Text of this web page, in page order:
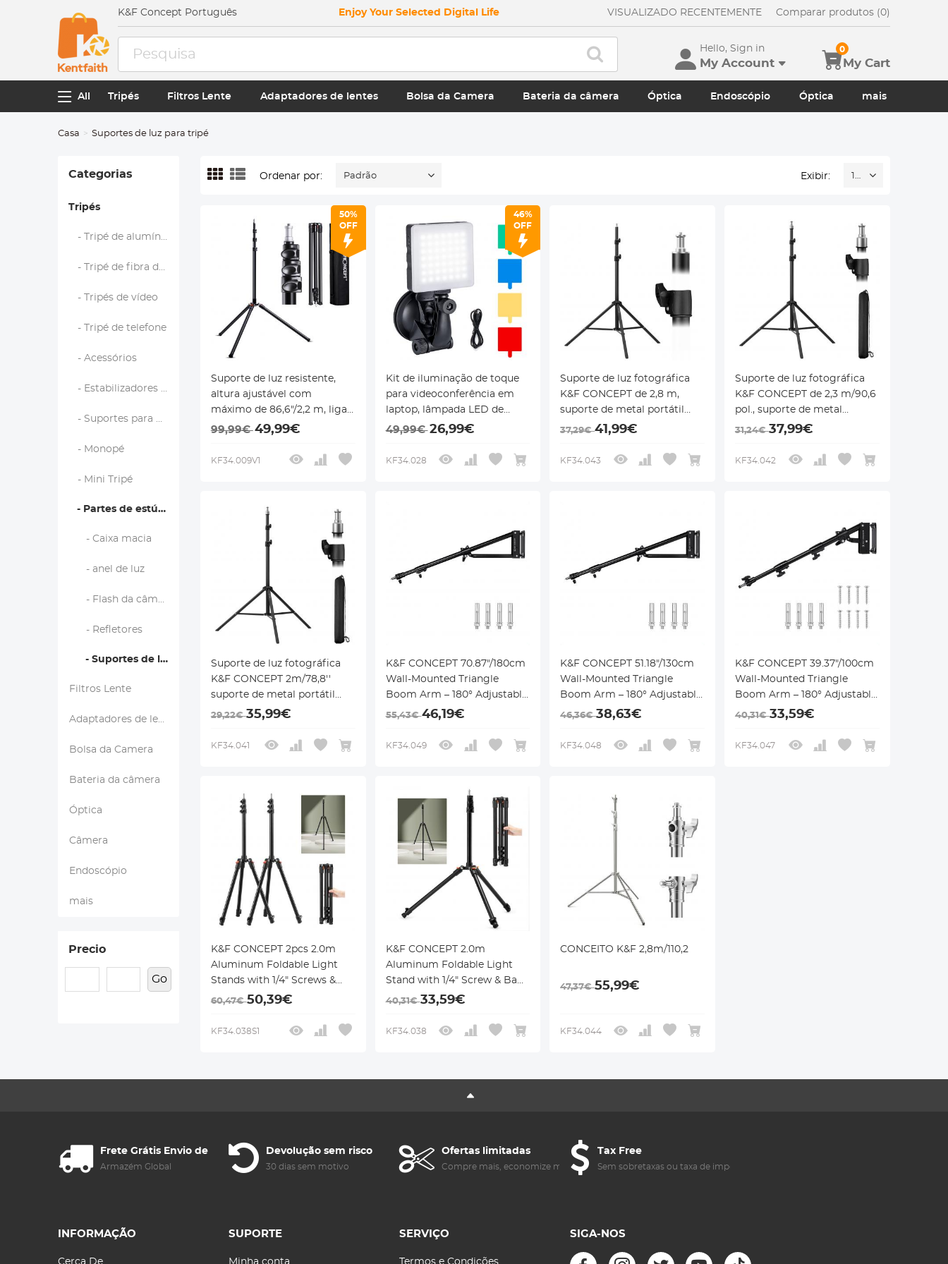
K&F Concept Português Enjoy Your Selected Digital Life VISUALIZADO RECENTEMENTE Comparar produtos (0)
Hello, Sign in
My Account My Cart
0
All Tripés Filtros Lente Adaptadores de lentes Bolsa da Camera Bateria da câmera Óptica Endoscópio Óptica mais
Casa Suportes de luz para tripé
Categorias
Tripés
- Tripé de alumínio
- Tripé de fibra de carbono
- Tripés de vídeo
- Tripé de telefone
- Acessórios
- Estabilizadores Gimbal
- Suportes para câmeras de ação
- Monopé
- Mini Tripé
- Partes de estúdio
- Caixa macia
- anel de luz
- Flash da câmera
- Refletores
- Suportes de luz para tripé
Filtros Lente
Adaptadores de lentes
Bolsa da Camera
Bateria da câmera
Óptica
Câmera
Endoscópio
mais
Precio
Go
Ordenar por: Padrão Exibir: 16
50%
OFF
Suporte de luz resistente,
altura ajustável com
máximo de 86,6"/2,2 m, liga
de alumínio e magnésio
99,99€49,99€
KF34.009V1
46%
OFF
Kit de iluminação de toque
para videoconferência em
laptop, lâmpada LED de
vídeo para computador K&F
com ventosa, 4 filtros de
49,99€26,99€
KF34.028
Suporte de luz fotográfica
K&F CONCEPT de 2,8 m,
suporte de metal portátil
com bolsa de
de 1/4", adequado para luzes
37,29€41,99€
KF34.043
Suporte de luz fotográfica
K&F CONCEPT de 2,3 m/90,6
pol., suporte de metal
portátil com bolsa de
de 1/4 pol., adequado para
31,24€37,99€
KF34.042
Suporte de luz fotográfica
K&F CONCEPT 2m/78,8''
suporte de metal portátil
com bolsa de
29,22€35,99€
KF34.041
K&F CONCEPT 70.87"/180cm
Wall-Mounted Triangle
Boom Arm – 180° Adjustable
for Ring Lights, Video
Softboxes
55,43€46,19€
KF34.049
K&F CONCEPT 51.18"/130cm
Wall-Mounted Triangle
Boom Arm – 180° Adjustable
for Ring Lights, Video
Softboxes
46,36€38,63€
KF34.048
K&F CONCEPT 39.37"/100cm
Wall-Mounted Triangle
Boom Arm – 180° Adjustable
for Ring Lights, Video
Softboxes
40,31€33,59€
KF34.047
K&F CONCEPT 2pcs 2.0m
Aluminum Foldable Light
Stands with 1/4" Screws &
Bag – for Video & Studio
60,47€50,39€
KF34.038S1
K&F CONCEPT 2.0m
Aluminum Foldable Light
Stand with 1/4" Screw & Bag
– for Ring Lights, Softboxes,
40,31€33,59€
KF34.038
CONCEITO K&F 2,8m/110,2
47,37€55,99€
KF34.044
Frete Grátis Envio de
Armazém Global
Devolução sem risco
30 dias sem motivo
Ofertas limitadas
Compre mais, economize mais
Tax Free
Sem sobretaxas ou taxa de imposto
INFORMAÇÃO
Cerca De
SUPORTE
Minha conta
SERVIÇO
Termos e Condições
SIGA-NOS